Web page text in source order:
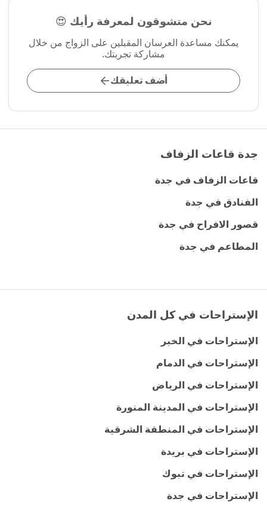
نحن متشوقون لمعرفة رأيك 😍
يمكنك مساعدة العرسان المقبلين على الزواج من خلال
مشاركة تجربتك.
أضف تعليقك
جدة قاعات الزفاف
قاعات الزفاف في جدة
الفنادق في جدة
قصور الافراح في جدة
المطاعم في جدة
الإستراحات في كل المدن
الإستراحات في الخبر
الإستراحات في الدمام
الإستراحات في الرياض
الإستراحات في المدينة المنورة
الإستراحات في المنطقة الشرقية
الإستراحات في بريدة
الإستراحات في تبوك
الإستراحات في جدة